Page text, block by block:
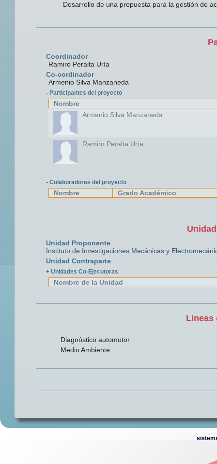
Desarrollo de una propuesta para la gestión de
Coordinador
Ramiro Peralta Uría
Co-cordinador
Armenio Silva Manzaneda
- Participantes del proyecto
Nombre
Armenio Silva Manzaneda
Ramiro Peralta Uría
- Colaboradores del proyecto
Nombre Grado Académico
Unidad Proponente
Instituto de Investigaciones Mecánicas y
Unidad Contraparte
+ Unidades Co-Ejecutoras
Nombre de la Unidad
Lineas
Diagnóstico automotor
Medio Ambiente